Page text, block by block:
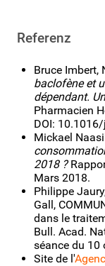
Referenz
Bruce Imbert,
baclofène et
dépendant.
Pharmacien
DOI:
Mickael
2018 ?
Mars 2018.
Philippe
Gall,
dans le
Bull. Acad.
séance du 10
Site de l'